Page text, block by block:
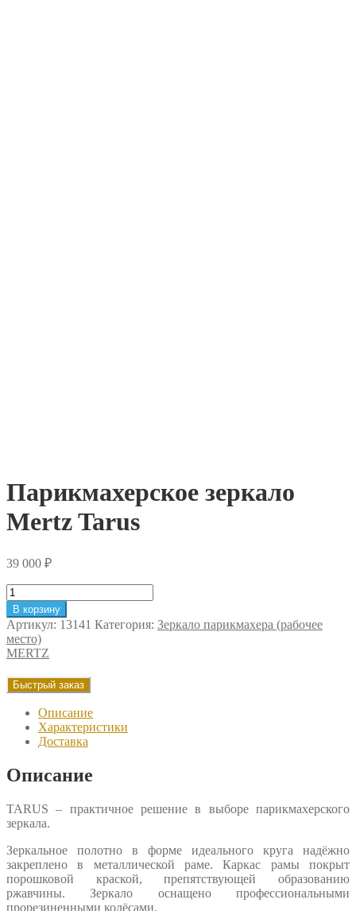
Парикмахерское зеркало
Mertz Tarus
39 000 ₽
Количество
товара
Парикмахерское
зеркало
Mertz
Tarus
В корзину
Артикул: 13141 Категория: Зеркало парикмахера (рабочее
место)
MERTZ
Быстрый заказ
Описание
Характеристики
Доставка
Описание
TARUS – практичное решение в выборе парикмахерского
зеркала.
Зеркальное полотно в форме идеального круга надёжно
закреплено в металлической раме. Каркас рамы покрыт
порошковой краской, препятствующей образованию
ржавчины. Зеркало оснащено профессиональными
прорезиненными колёсами.